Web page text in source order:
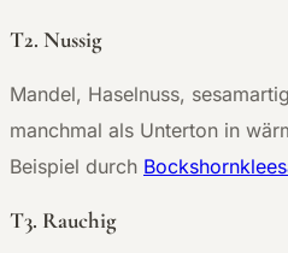
T2. Nussig
Mandel, Haselnuss,
manchmal als Unterton in
Beispiel durch
T3. Rauchig